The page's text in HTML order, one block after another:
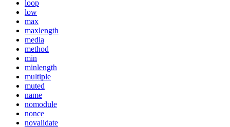
loop
low
max
maxlength
media
method
min
minlength
multiple
muted
name
nomodule
nonce
novalidate